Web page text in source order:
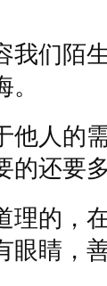
们陌
人的需
还要多
的，
睛，